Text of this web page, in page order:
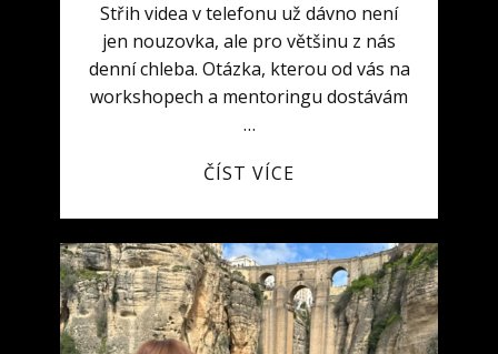
Střih videa v telefonu už dávno není
jen nouzovka, ale pro většinu z nás
denní chleba. Otázka, kterou od vás na
workshopech a mentoringu dostávám
…
ČÍST VÍCE